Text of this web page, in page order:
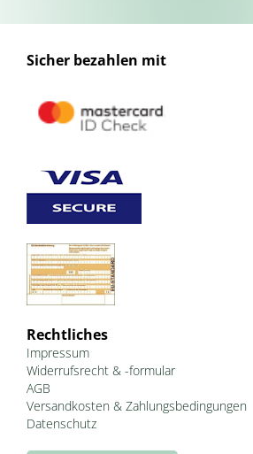
Sicher bezahlen mit
Rechtliches
Impressum
Widerrufsrecht & -formular
AGB
Versandkosten & Zahlungsbedingungen
Datenschutz